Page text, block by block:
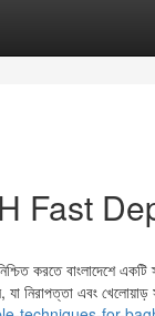
Fast
করতে বাংলাদেশে একটি
যা নিরাপত্তা এবং